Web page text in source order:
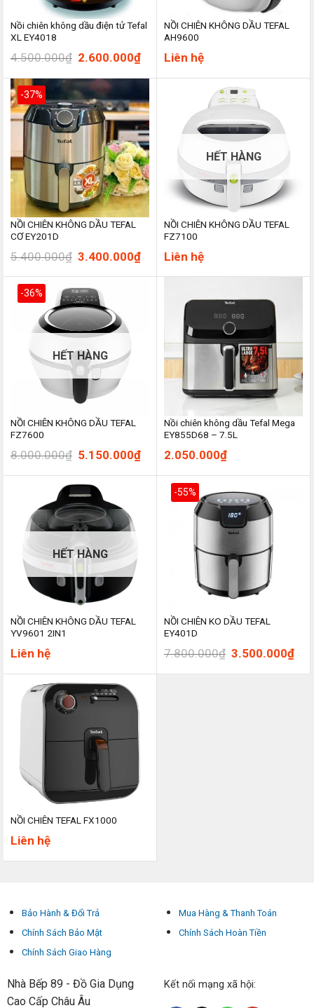
Nồi chiên không dầu điện tử Tefal
XL EY4018
4.500.000₫ Giá
là:
4.500.000₫.
2.600.000₫Giá
tại
2.600.000₫.
NỒI CHIÊN KHÔNG DẦU TEFAL
AH9600
Liên hệ
-37%
NỒI CHIÊN KHÔNG DẦU TEFAL
CƠ EY201D
5.400.000₫ Giá
là:
5.400.000₫.
3.400.000₫Giá
hiện
tại
3.400.000₫.
HẾT HÀNG
NỒI CHIÊN KHÔNG DẦU TEFAL
FZ7100
Liên hệ
-36%
HẾT HÀNG
NỒI CHIÊN KHÔNG DẦU TEFAL
FZ7600
8.000.000₫ Giá
là:
8.000.000₫.
5.150.000₫Giá
hiện
tại
5.150.000₫.
Nồi chiên không dầu Tefal Mega
EY855D68 – 7.5L
2.050.000₫
HẾT HÀNG
NỒI CHIÊN KHÔNG DẦU TEFAL
YV9601 2IN1
Liên hệ
-55%
NỒI CHIÊN KO DẦU TEFAL
EY401D
7.800.000₫ Giá
là:
3.500.000₫Giá
tại
NỒI CHIÊN TEFAL FX1000
Liên hệ
Bảo Hành & Đổi Trả
Chính Sách Bảo Mật
Chính Sách Giao Hàng
Mua Hàng & Thanh Toán
Chính Sách Hoàn Tiền
Nhà Bếp 89 - Đồ Gia Dụng
Cao Cấp Châu Âu
Kết nối mạng xã hội: